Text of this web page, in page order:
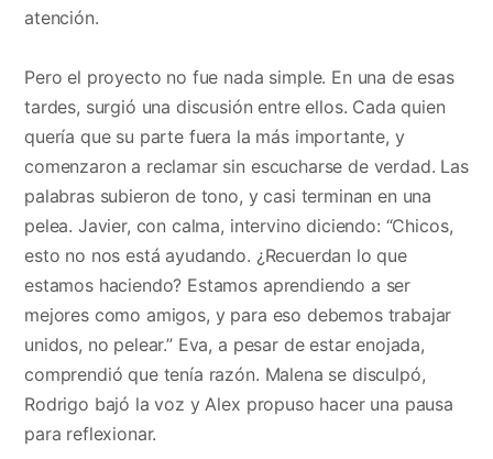
atención.
Pero el proyecto no fue nada simple. En una de esas
tardes, surgió una discusión entre ellos. Cada quien
quería que su parte fuera la más importante, y
comenzaron a reclamar sin escucharse de verdad. Las
palabras subieron de tono, y casi terminan en una
pelea. Javier, con calma, intervino diciendo: “Chicos,
esto no nos está ayudando. ¿Recuerdan lo que
estamos haciendo? Estamos aprendiendo a ser
mejores como amigos, y para eso debemos trabajar
unidos, no pelear.” Eva, a pesar de estar enojada,
comprendió que tenía razón. Malena se disculpó,
Rodrigo bajó la voz y Alex propuso hacer una pausa
para reflexionar.